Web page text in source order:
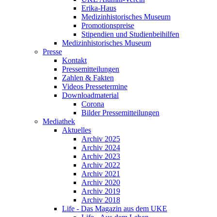
Erika-Haus
Medizinhistorisches Museum
Promotionspreise
Stipendien und Studienbeihilfen
Medizinhistorisches Museum
Presse
Kontakt
Pressemitteilungen
Zahlen & Fakten
Videos Pressetermine
Downloadmaterial
Corona
Bilder Pressemitteilungen
Mediathek
Aktuelles
Archiv 2025
Archiv 2024
Archiv 2023
Archiv 2022
Archiv 2021
Archiv 2020
Archiv 2019
Archiv 2018
Life - Das Magazin aus dem UKE